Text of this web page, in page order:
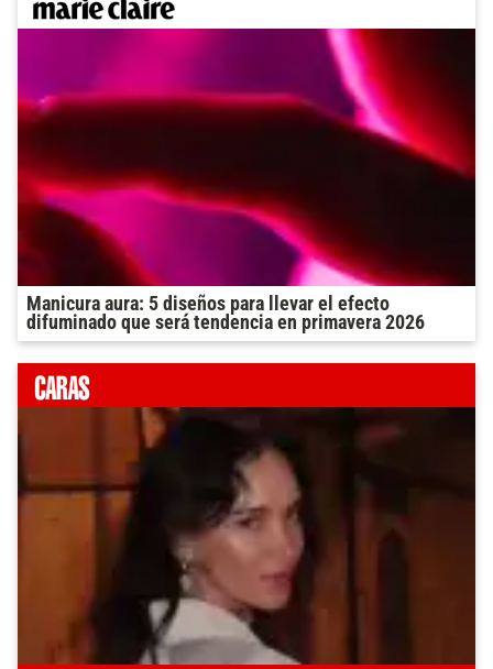
Manicura aura: 5 diseños para llevar el efecto
difuminado que será tendencia en primavera 2026